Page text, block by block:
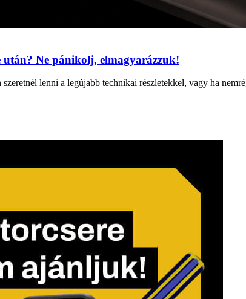
után? Ne pánikolj, elmagyarázzuk!
lenni a legújabb technikai részletekkel, vagy ha